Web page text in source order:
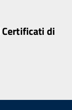
di